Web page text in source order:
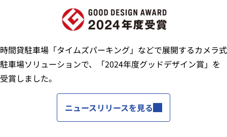
時間貸駐車場「タイムズパーキング」などで展開するカメラ式
駐車場ソリューションで、「2024年度グッドデザイン賞」を
受賞しました。
ニュースリリースを見る